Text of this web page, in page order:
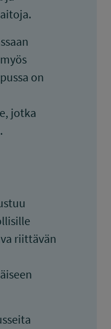
on
jotka
riittävän